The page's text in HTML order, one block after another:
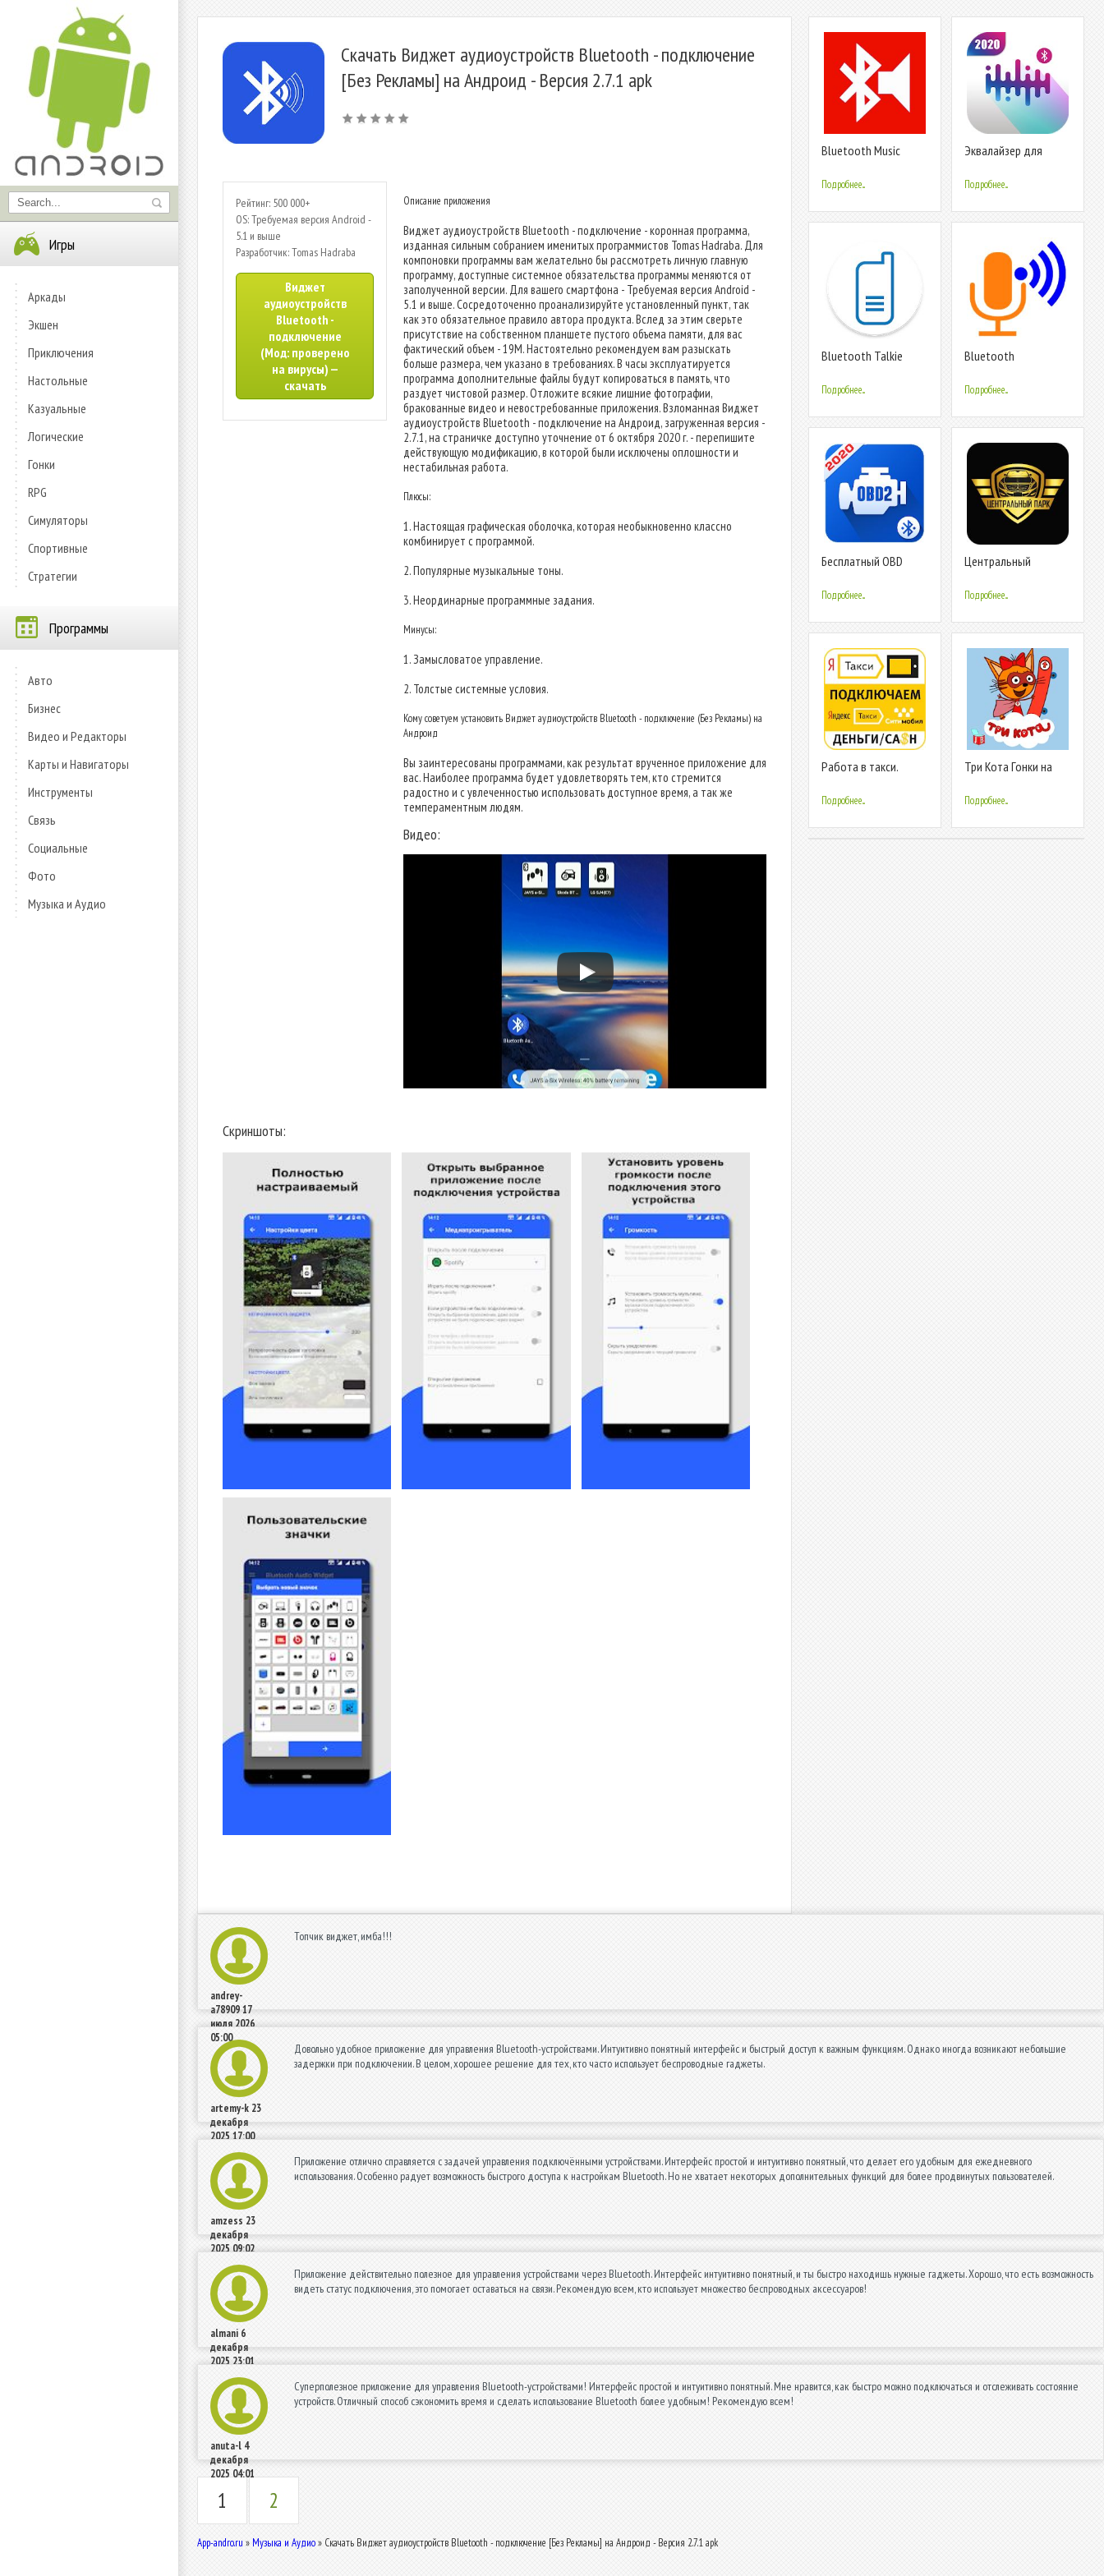
Игры
Аркады
Экшен
Приключения
Настольные
Казуальные
Логические
Гонки
RPG
Симуляторы
Спортивные
Стратегии
Программы
Авто
Бизнес
Видео и Редакторы
Карты и Навигаторы
Инструменты
Связь
Социальные
Фото
Музыка и Аудио
Скачать Виджет аудиоустройств Bluetooth - подключение
[Без Рекламы] на Андроид - Версия 2.7.1 apk
Рейтинг: 500 000+
OS: Требуемая версия Android -
5.1 и выше
Разработчик: Tomas Hadraba
Виджет
аудиоустройств
Bluetooth -
подключение
(Мод: проверено
на вирусы) —
скачать
Описание приложения
Виджет аудиоустройств Bluetooth - подключение - коронная программа,
изданная сильным собранием именитых программистов Tomas Hadraba. Для
компоновки программы вам желательно бы рассмотреть личную главную
программу, доступные системное обязательства программы меняются от
заполученной версии. Для вашего смартфона - Требуемая версия Android -
5.1 и выше. Сосредоточенно проанализируйте установленный пункт, так
как это обязательное правило автора продукта. Вслед за этим сверьте
присутствие на собственном планшете пустого объема памяти, для вас
фактический объем - 19M. Настоятельно рекомендуем вам разыскать
больше размера, чем указано в требованиях. В часы эксплуатируется
программа дополнительные файлы будут копироваться в память, что
раздует чистовой размер. Отложите всякие лишние фотографии,
бракованные видео и невостребованные приложения. Взломанная Виджет
аудиоустройств Bluetooth - подключение на Андроид, загруженная версия -
2.7.1, на страничке доступно уточнение от 6 октября 2020 г. - перепишите
действующую модификацию, в которой были исключены оплошности и
нестабильная работа.
Плюсы:
1. Настоящая графическая оболочка, которая необыкновенно классно
комбинирует с программой.
2. Популярные музыкальные тоны.
3. Неординарные программные задания.
Минусы:
1. Замысловатое управление.
2. Толстые системные условия.
Кому советуем установить Виджет аудиоустройств Bluetooth - подключение (Без Рекламы) на
Андроид
Вы заинтересованы программами, как результат врученное приложение для
вас. Наиболее программа будет удовлетворять тем, кто стремится
радостно и с увлеченностью использовать доступное время, а так же
темпераментным людям.
Видео:
Скриншоты:
Bluetooth Music
Pods FREE
Подробнее...
Эквалайзер для
Подробнее...
Bluetooth Talkie
Подробнее...
Bluetooth
Подробнее...
Бесплатный OBD
автомобильн
Подробнее...
Центральный
подключение к
Яндекс.Такси
Подробнее...
Работа в такси.
моментальный
вывод
Подробнее...
Три Кота Гонки на
игры для детей
Подробнее...
andrey-
a7890917
июля 2026
05:00
Топчик виджет, имба!!!
artemy-k 23
декабря
2025 17:00
Довольно удобное приложение для управления Bluetooth-устройствами. Интуитивно понятный интерфейс и быстрый доступ к важным функциям. Однако иногда возникают небольшие
задержки при подключении. В целом, хорошее решение для тех, кто часто использует беспроводные гаджеты.
amzess 23
декабря
2025 09:02
Приложение отлично справляется с задачей управления подключёнными устройствами. Интерфейс простой и интуитивно понятный, что делает его удобным для ежедневного
использования. Особенно радует возможность быстрого доступа к настройкам Bluetooth. Но не хватает некоторых дополнительных функций для более продвинутых пользователей.
almani 6
декабря
2025 23:01
Приложение действительно полезное для управления устройствами через Bluetooth. Интерфейс интуитивно понятный, и ты быстро находишь нужные гаджеты. Хорошо, что есть возможность
видеть статус подключения, это помогает оставаться на связи. Рекомендую всем, кто использует множество беспроводных аксессуаров!
anuta-l 4
декабря
2025 04:01
Суперполезное приложение для управления Bluetooth-устройствами! Интерфейс простой и интуитивно понятный. Мне нравится, как быстро можно подключаться и отслеживать состояние
устройств. Отличный способ сэкономить время и сделать использование Bluetooth более удобным! Рекомендую всем!
1 2
App-andro.ru » Музыка и Аудио» Скачать Виджет аудиоустройств Bluetooth - подключение [Без Рекламы] на Андроид - Версия 2.7.1 apk